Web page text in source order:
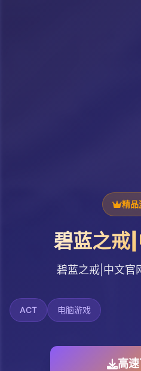
精品
碧蓝之戒
碧蓝之戒|中文官
ACT 电脑游戏
高